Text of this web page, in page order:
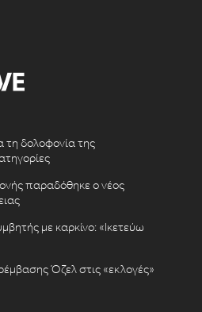
τη δολοφονία της
παραδόθηκε ο νέος
με καρκίνο: «Ικετεύω
Όζελ στις «εκλογές»